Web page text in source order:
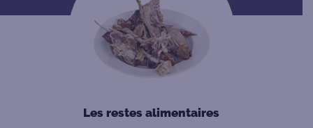
Les restes alimentaires